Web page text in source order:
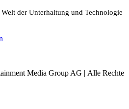
der Unterhaltung und Technologie
Media Group AG | Alle Rechte